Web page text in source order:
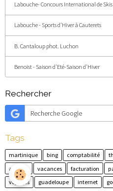
Labouche- Concours International de
Labouche - Sports d'Hiver à Cauterets
B. Cantaloup phot. Luchon
Benoist - Saison d'Eté-Saison d'Hiver
Rechercher
Tags
martinique bing comptabilité
agenda
vacances facturation
voyages
guadeloupe internet